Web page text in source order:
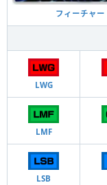
フィーチャー
LWG
LMF
LSB